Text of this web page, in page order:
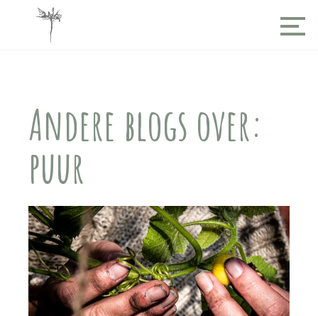
Andere blogs over:
puur